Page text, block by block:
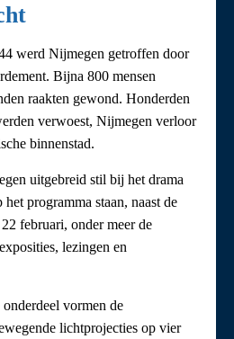
werd Nijmegen getroffen door
Bijna 800 mensen
raakten gewond. Honderden
verwoest, Nijmegen verloor
binnenstad.
uitgebreid stil bij het drama
programma staan, naast de
februari, onder meer de
lezingen en
vormen de
lichtprojecties op vier